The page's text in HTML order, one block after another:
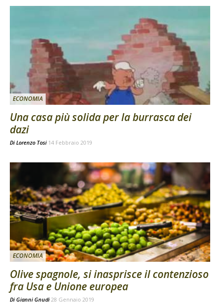
ECONOMIA
Una casa più solida per la burrasca dei
dazi
Di Lorenzo Tosi 14 Febbraio 2019
ECONOMIA
Olive spagnole, si inasprisce il contenzioso
fra Usa e Unione europea
Di Gianni Gnudi 28 Gennaio 2019